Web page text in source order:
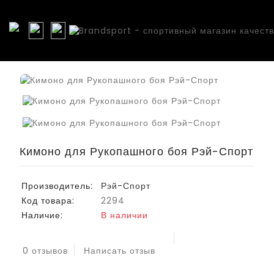
Кимоно для Рукопашного боя Рэй-Спорт
Производитель:
Рэй-Спорт
Код товара:
2294
Наличие:
В наличии
0 отзывов Написать отзыв